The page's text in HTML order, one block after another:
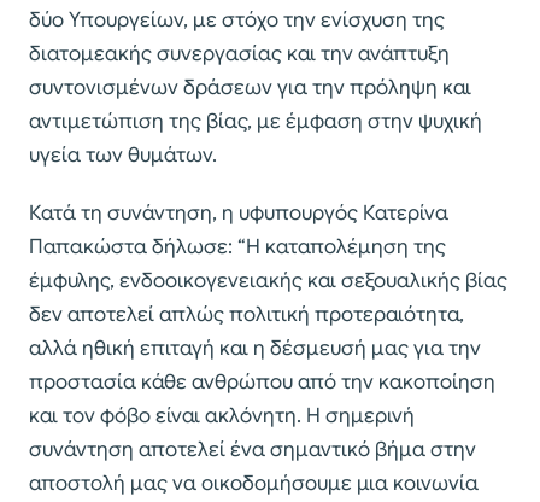
δύο Υπουργείων, με στόχο την ενίσχυση της
διατομεακής συνεργασίας και την ανάπτυξη
συντονισμένων δράσεων για την πρόληψη και
αντιμετώπιση της βίας, με έμφαση στην ψυχική
υγεία των θυμάτων.
Κατά τη συνάντηση, η υφυπουργός Κατερίνα
Παπακώστα δήλωσε: “Η καταπολέμηση της
έμφυλης, ενδοοικογενειακής και σεξουαλικής βίας
δεν αποτελεί απλώς πολιτική προτεραιότητα,
αλλά ηθική επιταγή και η δέσμευσή μας για την
προστασία κάθε ανθρώπου από την κακοποίηση
και τον φόβο είναι ακλόνητη. Η σημερινή
συνάντηση αποτελεί ένα σημαντικό βήμα στην
αποστολή μας να οικοδομήσουμε μια κοινωνία